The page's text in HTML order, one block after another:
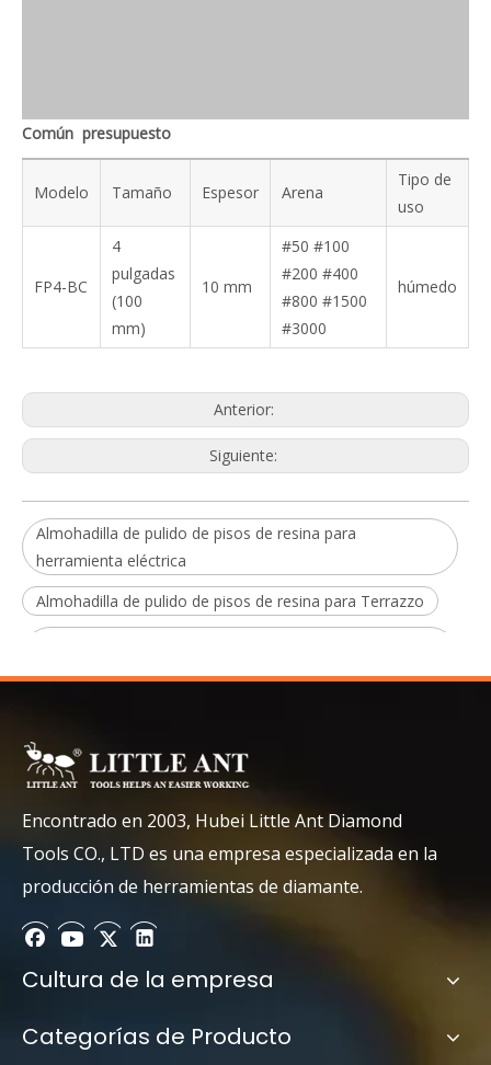
Común presupuesto
Modelo Tamaño Espesor Arena
Tipo de
uso
FP4-BC
4
pulgadas
(100
mm)
10 mm
#50 #100
#200 #400
#800 #1500
#3000
húmedo
Anterior:
Siguiente:
Almohadilla de pulido de pisos de resina para
herramienta eléctrica
Almohadilla de pulido de pisos de resina para Terrazzo
Almohadilla de pulido de piso de resina Cuarzo de uso
mojado
almohadillas de pulido para amolador
Product Inquiry
Encontrado en 2003, Hubei Little Ant Diamond
Tools CO., LTD es una empresa especializada en la
producción de herramientas de diamante.
Cultura de la empresa
Categorías de Producto